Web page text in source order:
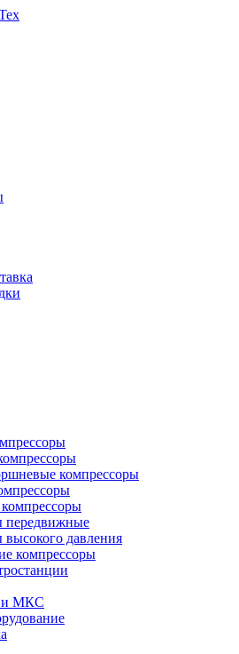
компрессоры
передвижные
давления
компрессоры
МКС